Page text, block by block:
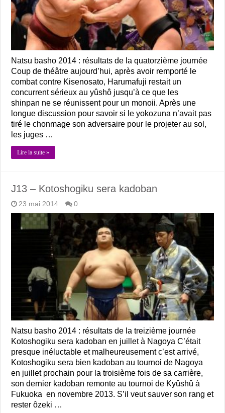
Natsu basho 2014 : résultats de la quatorzième journée
Coup de théâtre aujourd’hui, après avoir remporté le
combat contre Kisenosato, Harumafuji restait un
concurrent sérieux au yûshô jusqu’à ce que les
shinpan ne se réunissent pour un monoii. Après une
longue discussion pour savoir si le yokozuna n’avait pas
tiré le chonmage son adversaire pour le projeter au sol,
les juges …
Lire la suite »
J13 – Kotoshogiku sera kadoban
23 mai 2014 0
Natsu basho 2014 : résultats de la treizième journée
Kotoshogiku sera kadoban en juillet à Nagoya C’était
presque inéluctable et malheureusement c’est arrivé,
Kotoshogiku sera bien kadoban au tournoi de Nagoya
en juillet prochain pour la troisième fois de sa carrière,
son dernier kadoban remonte au tournoi de Kyûshû à
Fukuoka en novembre 2013. S’il veut sauver son rang et
rester ôzeki …